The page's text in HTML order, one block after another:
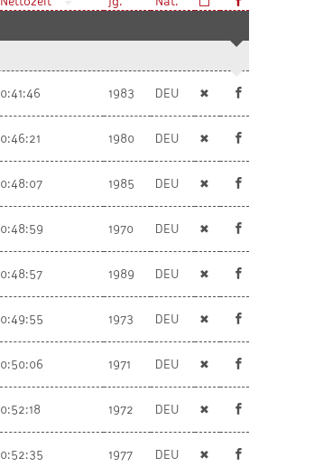
0:41:46 1983 DEU ✖
0:46:21 1980 DEU ✖
0:48:07 1985 DEU ✖
0:48:59 1970 DEU ✖
0:48:57 1989 DEU ✖
0:49:55 1973 DEU ✖
0:50:06 1971 DEU ✖
0:52:18 1972 DEU ✖
0:52:35 1977 DEU ✖